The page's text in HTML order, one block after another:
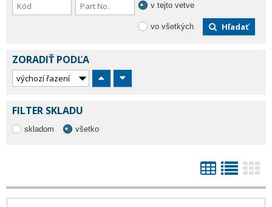
v tejto vetve
vo všetkých Hľadať
ZORADIŤ PODĽA
FILTER SKLADU
skladom všetko